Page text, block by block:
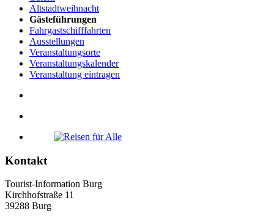
Altstadtweihnacht
Gästeführungen
Fahrgastschifffahrten
Ausstellungen
Veranstaltungsorte
Veranstaltungskalender
Veranstaltung eintragen
Kontakt
Tourist-Information Burg
Kirchhofstraße 11
39288 Burg